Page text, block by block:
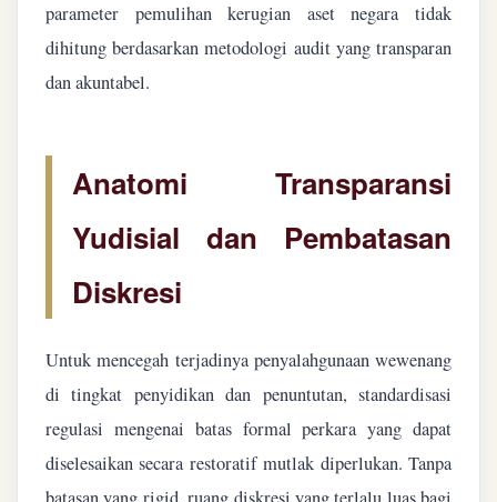
parameter pemulihan kerugian aset negara tidak
dihitung berdasarkan metodologi audit yang transparan
dan akuntabel.
Anatomi Transparansi
Yudisial dan Pembatasan
Diskresi
Untuk mencegah terjadinya penyalahgunaan wewenang
di tingkat penyidikan dan penuntutan, standardisasi
regulasi mengenai batas formal perkara yang dapat
diselesaikan secara restoratif mutlak diperlukan. Tanpa